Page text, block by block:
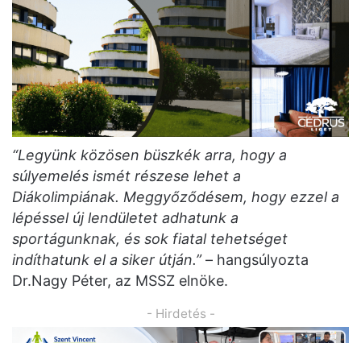
“Legyünk közösen büszkék arra, hogy a
súlyemelés ismét részese lehet a
Diákolimpiának. Meggyőződésem, hogy ezzel a
lépéssel új lendületet adhatunk a
sportágunknak, és sok fiatal tehetséget
indíthatunk el a siker útján.”– hangsúlyozta
Dr.Nagy Péter, az MSSZ elnöke.
- Hirdetés -